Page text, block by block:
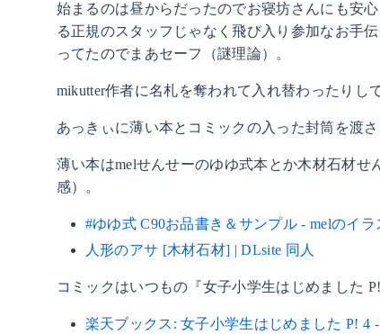
始まるのは昼からだったのでお寝坊さんにも安
る正規のスタッフじゃなく飛び入り参加なお手
ってたのでまあセーフ（謎理論）。
mikutter作者に名札を奪われて入れ替わったりし
あっきぃに薄い本とコミックの入った封筒を渡さ
薄い本はmelせんせーのゆゆ式本とか木材石材
感）。
#ゆゆ式 C90お品書き＆サンプル - melのイ
人形のアサ [木材石材] | DLsite 同人
コミックはいつもの『女子小学生はじめました
楽天ブックス: 女子小学生はじめました P! 4